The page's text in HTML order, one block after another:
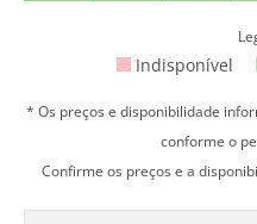
Indisponível
* Os preços e disponibilidade
conforme o
Confirme os preços e a